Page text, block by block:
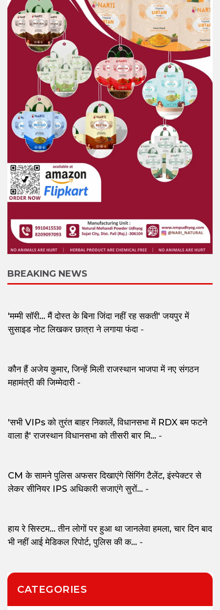
BREAKING NEWS
'मम्मी सॉरी... मैं दोस्त के बिना जिंदा नहीं रह सकती' जयपुर में
सुसाइड नोट लिखकर छात्रा ने लगाया फंदा-
कौन हैं अजेय कुमार, जिन्हें मिली राजस्थान भाजपा में नए संगठन
महामंत्री की जिम्मेदारी-
'सभी VIPs को तुरंत बाहर निकालें, विधानसभा में RDX बम फटने
वाला है' राजस्थान विधानसभा को तीसरी बार मि... -
CM के सामने पुलिस अफसर दिखाएंगे सिंगिंग टैलेंट, इंस्पेक्टर से
लेकर सीनियर IPS अधिकारी सजाएंगे सुरों... -
हाय रे सिस्टम... तीन लोगों पर हुआ था जानलेवा हमला, चार दिन बाद
भी नहीं आई मेडिकल रिपोर्ट, पुलिस की क... -
CATEGORIES